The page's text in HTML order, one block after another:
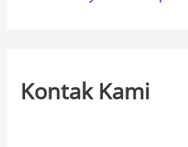
Kontak Kami